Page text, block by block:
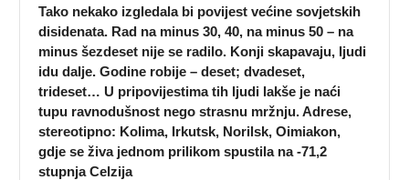
Tako nekako izgledala bi povijest većine sovjetskih
disidenata. Rad na minus 30, 40, na minus 50 – na
minus šezdeset nije se radilo. Konji skapavaju, ljudi
idu dalje. Godine robije – deset; dvadeset,
trideset… U pripovijestima tih ljudi lakše je naći
tupu ravnodušnost nego strasnu mržnju. Adrese,
stereotipno: Kolima, Irkutsk, Norilsk, Oimiakon,
gdje se živa jednom prilikom spustila na -71,2
stupnja Celzija